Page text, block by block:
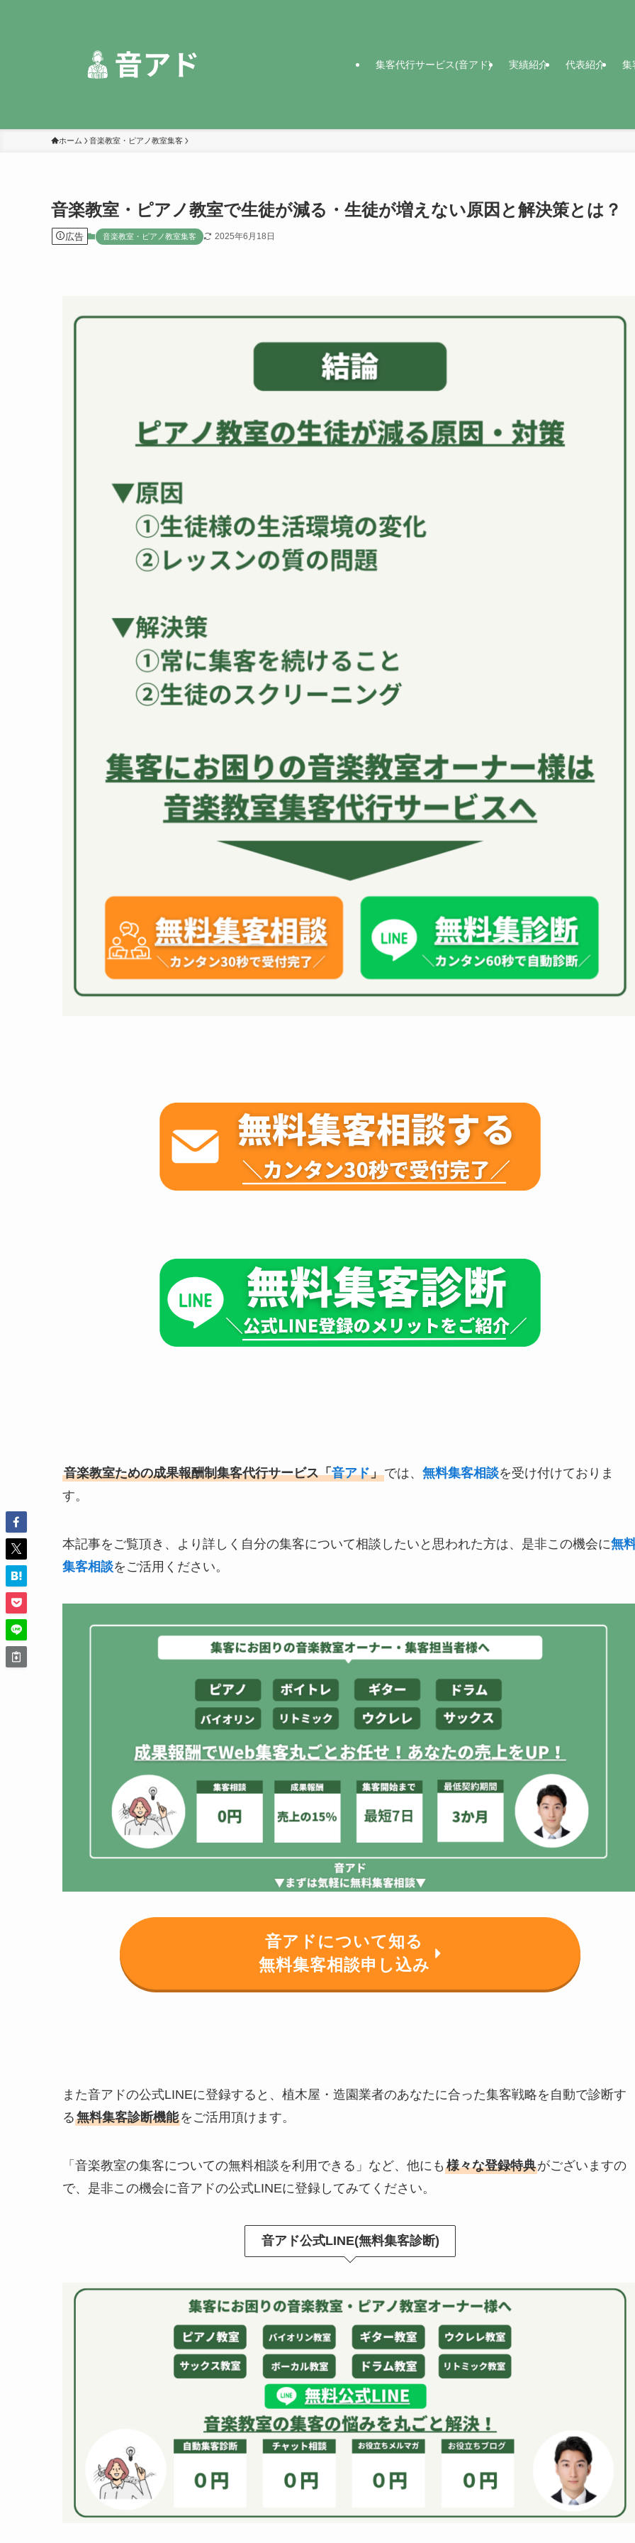
集客代行サービス(音アド) 実績紹介 代表紹介 集
ホーム 音楽教室・ピアノ教室集客
音楽教室・ピアノ教室で生徒が減る・生徒が増えない原因と解決策とは？
広告 音楽教室・ピアノ教室集客 2025年6月18日
音楽教室ための成果報酬制集客代行サービス「音アド」では、 無料集客相談を受け付けておりま
す。
本記事をご覧頂き、より詳しく自分の集客について相談したいと思われた方は、是非この機会に無
集客相談をご活用ください。
音アドについて知る
無料集客相談申し込み
また音アドの公式LINEに登録すると、植木屋・造園業者のあなたに合った集客戦略を自動で診断す
る 無料集客診断機能 をご活用頂けます。
「音楽教室の集客についての無料相談を利用できる」など、他にも 様々な登録特典がございますの
で、是非この機会に音アドの公式LINEに登録してみてください。
音アド公式LINE(無料集客診断)